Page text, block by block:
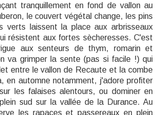
tranquillement en fond de vallon au
le couvert végétal change, les pins
verts laissent la place aux arbrisseaux
résistent aux fortes sècheresses. C'est
aux senteurs de thym, romarin et
va grimper la sente (pas si facile !) qui
entre le vallon de Recaute et la combe
en automne notamment, j'adore profiter
les falaises alentours, ou dominer en
sud sur la vallée de la Durance. Au
les rapaces et passereaux en plein